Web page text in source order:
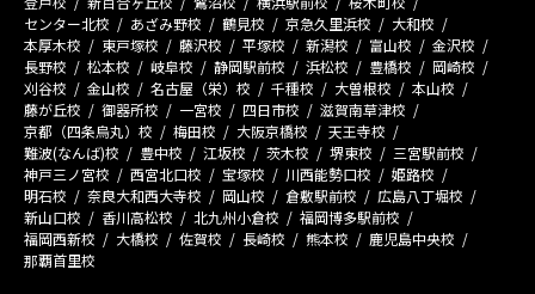
センター北校
あざみ野校 鶴見校 京急久里浜校
大和校
本厚木校
東戸塚校 藤沢校 平塚校 新潟校 富山校
金沢校
長野校
松本校 岐阜校 静岡駅前校 浜松校 豊橋校
岡崎校
刈谷校
金山校 名古屋（栄）校 千種校 大曽根校
本山校
藤が丘校
御器所校 一宮校 四日市校
滋賀南草津校
京都（四条烏丸）校
梅田校 大阪京橋校
天王寺校
難波(なんば)校
豊中校 江坂校 茨木校 堺東校
三宮駅前校
神戸三ノ宮校
西宮北口校 宝塚校 川西能勢口校
姫路校
明石校
奈良大和西大寺校 岡山校 倉敷駅前校
広島八丁堀校
新山口校
香川高松校 北九州小倉校
福岡博多駅前校
福岡西新校
大橋校 佐賀校 長崎校 熊本校
鹿児島中央校
那覇首里校